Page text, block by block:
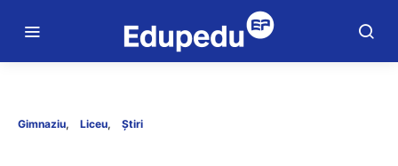
Gimnaziu Liceu Știri